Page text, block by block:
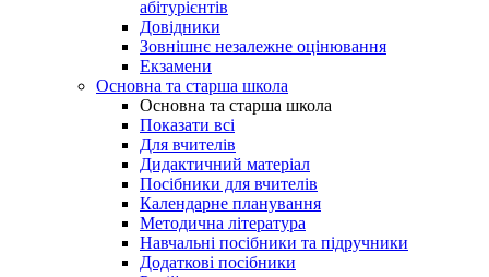
абітурієнтів
Довідники
Зовнішнє незалежне оцінювання
Екзамени
Основна та старша школа
Основна та старша школа
Показати всі
Для вчителів
Дидактичний матеріал
Посібники для вчителів
Календарне планування
Методична література
Навчальні посібники та підручники
Додаткові посібники